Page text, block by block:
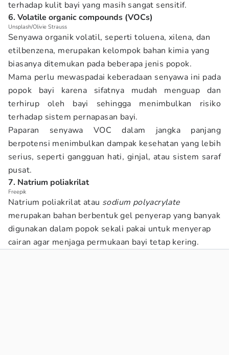
terhadap kulit bayi yang masih sangat sensitif.
6. Volatile organic compounds (VOCs)
Unsplash/Olivie Strauss
Senyawa organik volatil, seperti toluena, xilena, dan
etilbenzena, merupakan kelompok bahan kimia yang
biasanya ditemukan pada beberapa jenis popok.
Mama perlu mewaspadai keberadaan senyawa ini pada
popok bayi karena sifatnya mudah menguap dan
terhirup oleh bayi sehingga menimbulkan risiko
terhadap sistem pernapasan bayi.
Paparan senyawa VOC dalam jangka panjang
berpotensi menimbulkan dampak kesehatan yang lebih
serius, seperti gangguan hati, ginjal, atau sistem saraf
pusat.
7. Natrium poliakrilat
Freepik
Natrium poliakrilat atau sodium polyacrylate
merupakan bahan berbentuk gel penyerap yang banyak
digunakan dalam popok sekali pakai untuk menyerap
cairan agar menjaga permukaan bayi tetap kering.